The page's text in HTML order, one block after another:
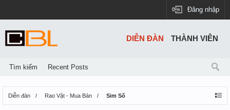
Đăng nhập
Diễn đàn Rao Vặt - Mua Bán Sim Số
DIỄN ĐÀN
Tìm kiếm Recent Posts
THÀNH VIÊN